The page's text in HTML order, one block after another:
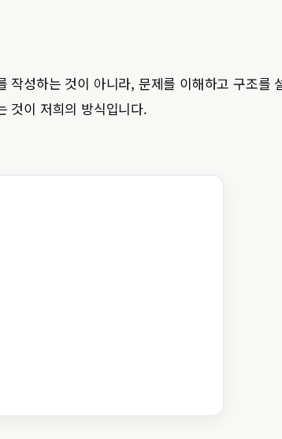
작성하는 것이 아니라, 문제를 이해하고 구조를
것이 저희의 방식입니다.